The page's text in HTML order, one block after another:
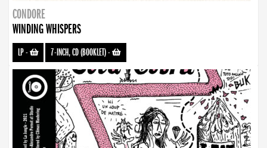
CONDORE
WINDING WHISPERS
LP- 7-INCH, CD (BOOKLET)-